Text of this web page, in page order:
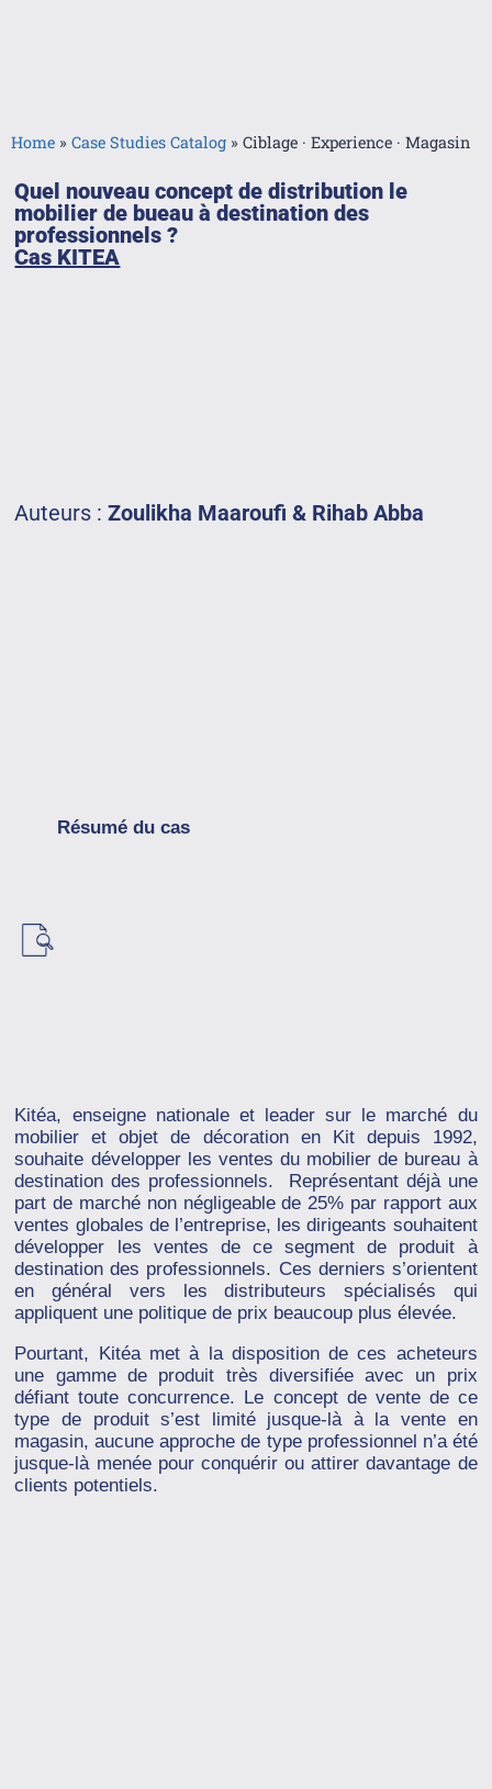
Home » Case Studies Catalog » Ciblage · Experience · Magasin
Quel nouveau concept de distribution le
mobilier de bueau à destination des
professionnels ?
Cas KITEA
Auteurs : Zoulikha Maaroufi & Rihab Abba
Résumé du cas
Kitéa, enseigne nationale et leader sur le marché du
mobilier et objet de décoration en Kit depuis 1992,
souhaite développer les ventes du mobilier de bureau à
destination des professionnels. Représentant déjà une
part de marché non négligeable de 25% par rapport aux
ventes globales de l’entreprise, les dirigeants souhaitent
développer les ventes de ce segment de produit à
destination des professionnels. Ces derniers s’orientent
en général vers les distributeurs spécialisés qui
appliquent une politique de prix beaucoup plus élevée.
Pourtant, Kitéa met à la disposition de ces acheteurs
une gamme de produit très diversifiée avec un prix
défiant toute concurrence. Le concept de vente de ce
type de produit s’est limité jusque-là à la vente en
magasin, aucune approche de type professionnel n’a été
jusque-là menée pour conquérir ou attirer davantage de
clients potentiels.